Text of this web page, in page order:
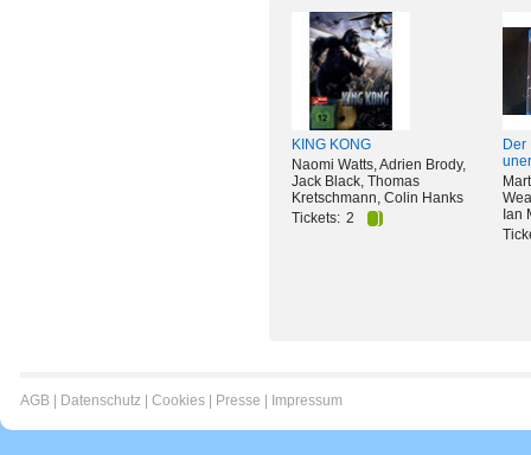
KING KONG
Naomi Watts, Adrien Brody,
Jack Black, Thomas
Kretschmann, Colin Hanks
Tickets: 2
Der
Ian
AGB Datenschutz Cookies Presse Impressum